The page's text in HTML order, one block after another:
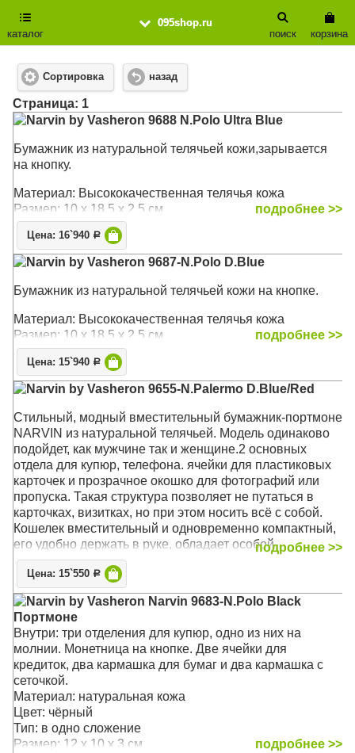
095shop.ru
каталог
корзина
поиск
Сортировка назад
Cтраница: 1
Narvin by Vasheron 9688 N.Polo Ultra Blue
Бумажник из натуральной телячьей кожи,зарывается
на кнопку.
Материал: Высококачественная телячья кожа
Размер: 10 х 18,5 х 2,5 см
подробнее >>
Цена: 16`940 Р
Narvin by Vasheron 9687-N.Polo D.Blue
Бумажник из натуральной телячьей кожи на кнопке.
Материал: Высококачественная телячья кожа
Размер: 10 х 18,5 х 2,5 см
подробнее >>
Цена: 15`940 Р
Narvin by Vasheron 9655-N.Palermo D.Blue/Red
Стильный, модный вместительный бумажник-портмоне
NARVIN из натуральной телячьей. Модель одинаково
подойдет, как мужчине так и женщине.2 основных
отдела для купюр, телефона. ячейки для пластиковых
карточек и прозрачное окошко для фотографий или
пропуска. Такая структура позволяет не путаться в
карточках, визитках, но при этом носить всё с собой.
Кошелек вместительный и одновременно компактный,
его удобно держать в руке, обладает особой
прочностью и надолго сохраняет привлекательный
внешний вид даже при активном использовании.Его
удобно брать с собой в командировки или
путешествия. Кошелёк из натуральной кожи послужит
хорошим подарком коллеге или любимому мужчине.
Кошелек упакован в подарочную коробку, которая
подчеркнет премиальность подарка
Материал: Высококачественная телячья кожа
Размер: 18,5 х 9,5 х 1 см
подробнее >>
Цена: 15`550 Р
Narvin by Vasheron Narvin 9683-N.Polo Black
Портмоне
Внутри: три отделения для купюр, одно из них на
молнии. Монетница на кнопке. Две ячейки для
кредиток, два кармашка для бумаг и два кармашка с
сеточкой.
Материал: натуральная кожа
Цвет: чёрный
Тип: в одно сложение
Размер: 12 x 10 x 3 см
подробнее >>